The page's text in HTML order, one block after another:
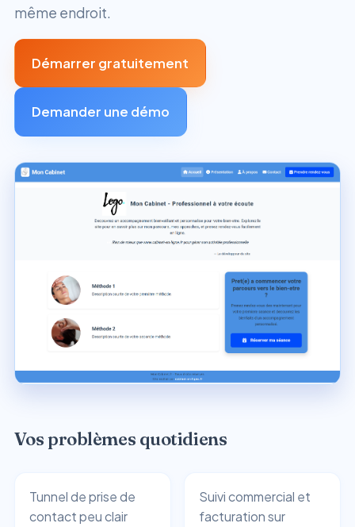
même endroit.
Démarrer gratuitement
Demander une démo
Vos problèmes quotidiens
Tunnel de prise de
contact peu clair
Suivi commercial et
facturation sur